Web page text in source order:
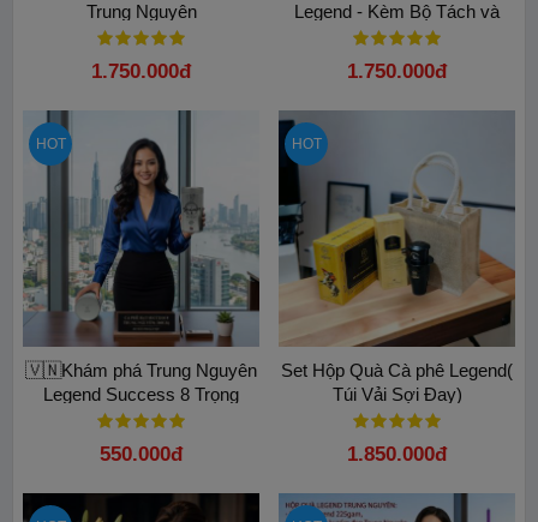
Trung Nguyên
1.750.000đ
Legend - Kèm Bộ Tách và
Phin Đen Trung Nguyên
1.750.000đ
HOT
🇻🇳Khám phá Trung Nguyên
Legend Success 8 Trọng
lượng 340gam Lon Thiếc
100% Arabica
550.000đ
HOT
Set Hộp Quà Cà phê Legend(
Túi Vải Sợi Đay)
1.850.000đ